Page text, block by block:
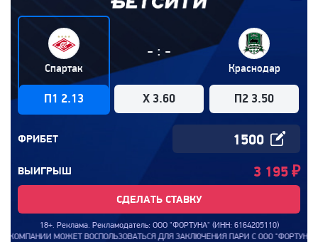
Спартак
П1 2.13
- : -
X 3.60
Краснодар
П2 3.50
ФРИБЕТ
ВЫИГРЫШ 3 195 ₽
СДЕЛАТЬ СТАВКУ
18+. Реклама. Рекламодатель: ООО "ФОРТУНА" (ИНН: 6164205110)
ДЛЯ ЗАКЛЮЧЕНИЯ ПАРИ С ООО "ФОРТУНА". СРОКИ